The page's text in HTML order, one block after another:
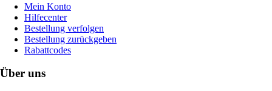
Mein Konto
Hilfecenter
Bestellung verfolgen
Bestellung zurückgeben
Rabattcodes
Über uns